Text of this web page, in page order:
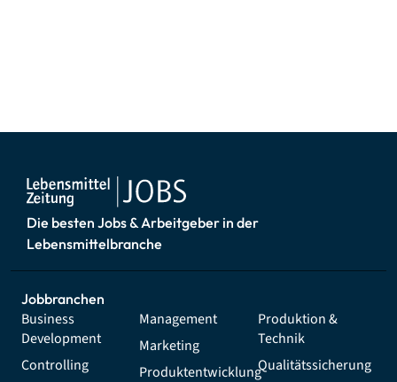
Die besten Jobs & Arbeitgeber in der
Lebensmittelbranche
Jobbranchen
Business
Development
Controlling
Management
Marketing
Produktentwicklung
Produktion &
Technik
Qualitätssicherung